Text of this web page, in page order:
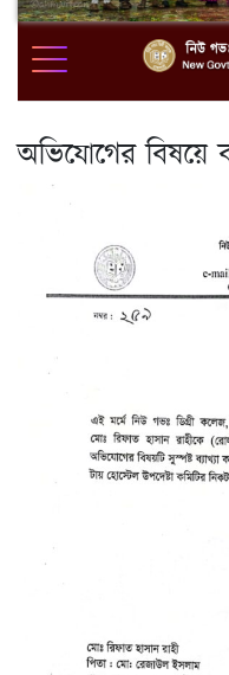
অভিযোগের বিষয়ে